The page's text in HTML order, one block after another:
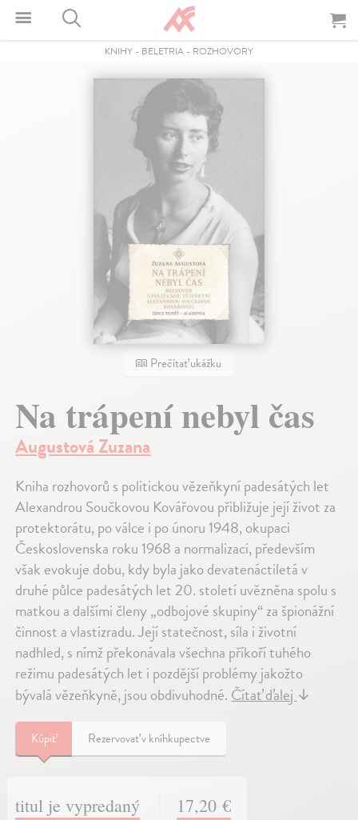
KNIHY - BELETRIA - ROZHOVORY
Prečítať ukážku
Na trápení nebyl čas
Augustová Zuzana
Kniha rozhovorů s politickou vězeňkyní padesátých let
Alexandrou Součkovou Kovářovou přibližuje její život za
protektorátu, po válce i po únoru 1948, okupaci
Československa roku 1968 a normalizaci, především
však evokuje dobu, kdy byla jako devatenáctiletá v
druhé půlce padesátých let 20. století uvězněna spolu s
matkou a dalšími členy „odbojové skupiny“ za špionážní
činnost a vlastizradu. Její statečnost, síla i životní
nadhled, s nímž překonávala všechna příkoří tuhého
režimu padesátých let i pozdější problémy jakožto
bývalá vězeňkyně, jsou obdivuhodné.Čítať ďalej↓
Kúpiť Rezervovať v kníhkupectve
titul je vypredaný 17,20 €